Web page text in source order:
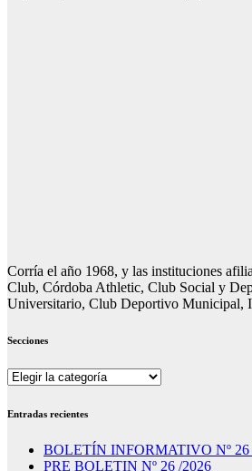
Corría el año 1968, y las instituciones
Club, Córdoba Athletic, Club Social y
Universitario, Club Deportivo Municipal,
Secciones
Secciones
Entradas recientes
BOLETÍN INFORMATIVO Nº 26
PRE BOLETIN Nº 26 /2026